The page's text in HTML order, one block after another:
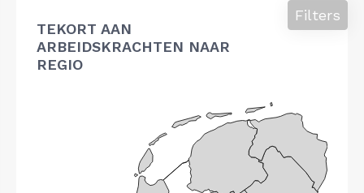
TEKORT AAN
ARBEIDSKRACHTEN NAAR
REGIO
Filters